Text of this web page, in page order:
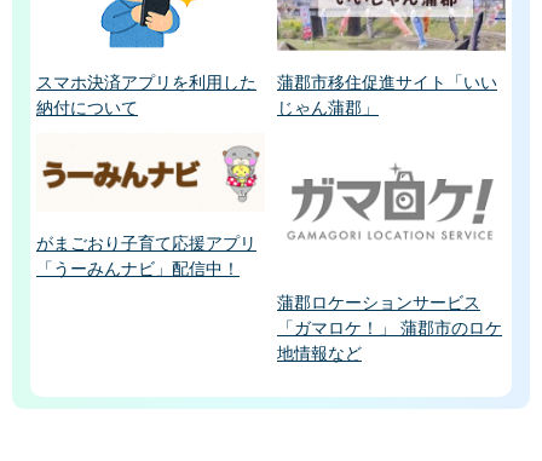
スマホ決済アプリを利用した
納付について
蒲郡市移住促進サイト「いい
じゃん蒲郡」
がまごおり子育て応援アプリ
「うーみんナビ」配信中！
蒲郡ロケーションサービス
「ガマロケ！」 蒲郡市のロケ
地情報など